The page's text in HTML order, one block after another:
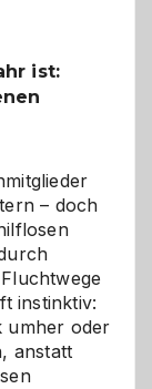
ist:
– doch
instinktiv:
umher oder
anstatt